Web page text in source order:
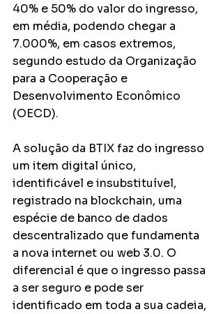
40% e 50% do valor do ingresso,
em média, podendo chegar a
7.000%, em casos extremos,
segundo estudo da Organização
para a Cooperação e
Desenvolvimento Econômico
(OECD).
A solução da BTIX faz do ingresso
um item digital único,
identificável e insubstituível,
registrado na blockchain, uma
espécie de banco de dados
descentralizado que fundamenta
a nova internet ou web 3.0. O
diferencial é que o ingresso passa
a ser seguro e pode ser
identificado em toda a sua cadeia,